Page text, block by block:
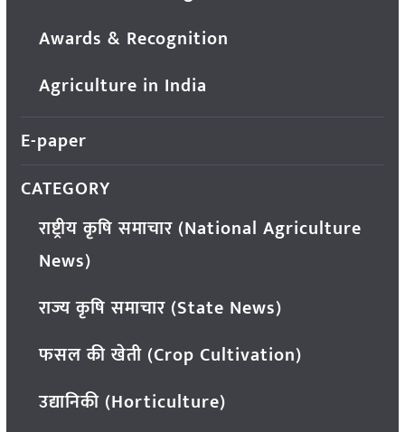
Awards & Recognition
Agriculture in India
E-paper
CATEGORY
राष्ट्रीय कृषि समाचार (National Agriculture
News)
राज्य कृषि समाचार (State News)
फसल की खेती (Crop Cultivation)
उद्यानिकी (Horticulture)